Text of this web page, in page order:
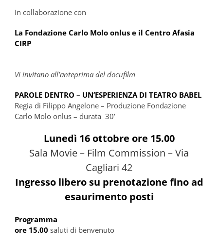
In collaborazione con
La Fondazione Carlo Molo onlus e il Centro Afasia
CIRP
Vi invitano all’anteprima del docufilm
PAROLE DENTRO – UN’ESPERIENZA DI TEATRO BABEL
Regia di Filippo Angelone – Produzione Fondazione
Carlo Molo onlus – durata 30’
Lunedì 16 ottobre ore 15.00
Sala Movie – Film Commission – Via
Cagliari 42
Ingresso libero su prenotazione fino ad
esaurimento posti
Programma
ore 15.00 saluti di benvenuto